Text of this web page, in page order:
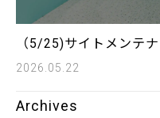
（5/25)サイトメンテ
2026.05.22
Archives